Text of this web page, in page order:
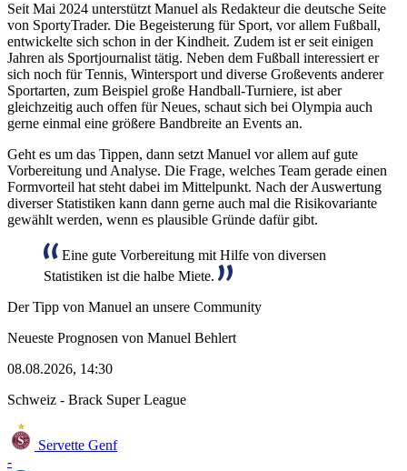
Seit Mai 2024 unterstützt Manuel als Redakteur die deutsche Seite
von SportyTrader. Die Begeisterung für Sport, vor allem Fußball,
entwickelte sich schon in der Kindheit. Zudem ist er seit einigen
Jahren als Sportjournalist tätig. Neben dem Fußball interessiert er
sich noch für Tennis, Wintersport und diverse Großevents anderer
Sportarten, zum Beispiel große Handball-Turniere, ist aber
gleichzeitig auch offen für Neues, schaut sich bei Olympia auch
gerne einmal eine größere Bandbreite an Events an.
Geht es um das Tippen, dann setzt Manuel vor allem auf gute
Vorbereitung und Analyse. Die Frage, welches Team gerade einen
Formvorteil hat steht dabei im Mittelpunkt. Nach der Auswertung
diverser Statistiken kann dann gerne auch mal die Risikovariante
gewählt werden, wenn es plausible Gründe dafür gibt.
Eine gute Vorbereitung mit Hilfe von diversen
Statistiken ist die halbe Miete.
Der Tipp von Manuel an unsere Community
Neueste Prognosen von Manuel Behlert
08.08.2026, 14:30
Schweiz - Brack Super League
Servette Genf
-